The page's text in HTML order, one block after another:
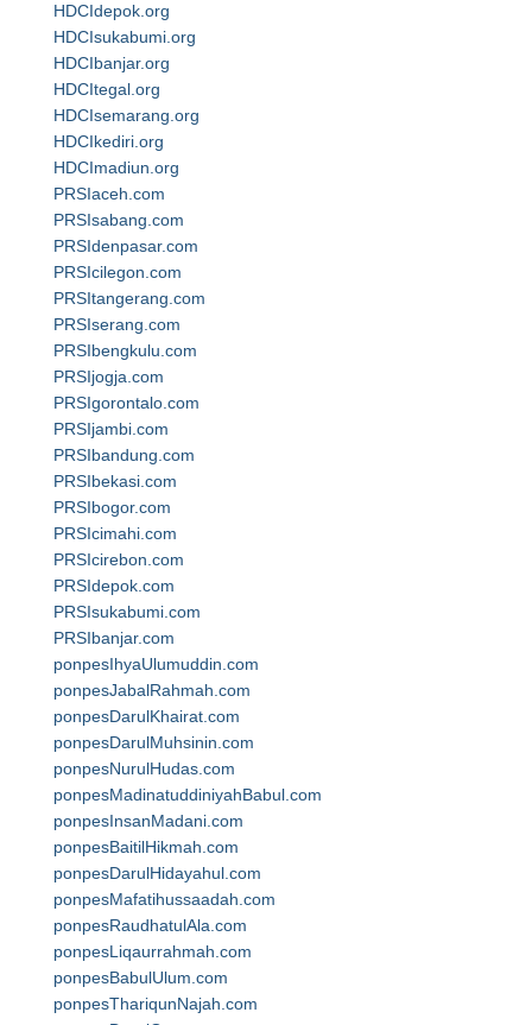
HDCIdepok.org
HDCIsukabumi.org
HDCIbanjar.org
HDCItegal.org
HDCIsemarang.org
HDCIkediri.org
HDCImadiun.org
PRSIaceh.com
PRSIsabang.com
PRSIdenpasar.com
PRSIcilegon.com
PRSItangerang.com
PRSIserang.com
PRSIbengkulu.com
PRSIjogja.com
PRSIgorontalo.com
PRSIjambi.com
PRSIbandung.com
PRSIbekasi.com
PRSIbogor.com
PRSIcimahi.com
PRSIcirebon.com
PRSIdepok.com
PRSIsukabumi.com
PRSIbanjar.com
ponpesIhyaUlumuddin.com
ponpesJabalRahmah.com
ponpesDarulKhairat.com
ponpesDarulMuhsinin.com
ponpesNurulHudas.com
ponpesMadinatuddiniyahBabul.com
ponpesInsanMadani.com
ponpesBaitilHikmah.com
ponpesDarulHidayahul.com
ponpesMafatihussaadah.com
ponpesRaudhatulAla.com
ponpesLiqaurrahmah.com
ponpesBabulUlum.com
ponpesThariqunNajah.com